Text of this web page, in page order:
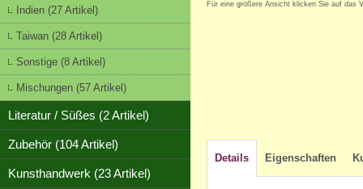
Indien (27 Artikel)
Taiwan (28 Artikel)
Sonstige (8 Artikel)
Mischungen (57 Artikel)
Literatur / Süßes (2 Artikel)
Zubehör (104 Artikel)
Kunsthandwerk (23 Artikel)
Für eine größere Ansicht klicken Sie auf das
Details Eigenschaften